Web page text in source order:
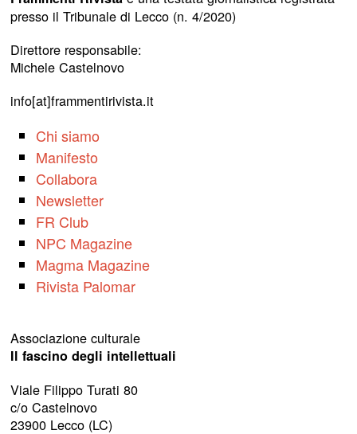
presso il Tribunale di Lecco (n. 4/2020)
Direttore responsabile:
Michele Castelnovo
info[at]frammentirivista.it
Chi siamo
Manifesto
Collabora
Newsletter
FR Club
NPC Magazine
Magma Magazine
Rivista Palomar
Associazione culturale
Il fascino degli intellettuali
Viale Filippo Turati 80
c/o Castelnovo
23900 Lecco (LC)